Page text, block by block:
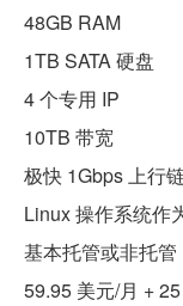
48GB RAM
1TB SATA 硬盘
4 个专用 IP
10TB 带宽
极快 1Gbps 上行
Linux 操作系统作
基本托管或非托管
59.95 美元/月 +